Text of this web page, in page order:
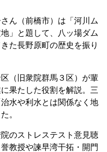
ん（前橋市）は「河川ム
」と題して、八ッ場ダム
た長野原町の歴史を振り
（旧衆院群馬３区）が輩
果たした役割を解説。三
水や利水とは関係なく地
。
のストレステスト意見聴
教授や諫早湾干拓・開門